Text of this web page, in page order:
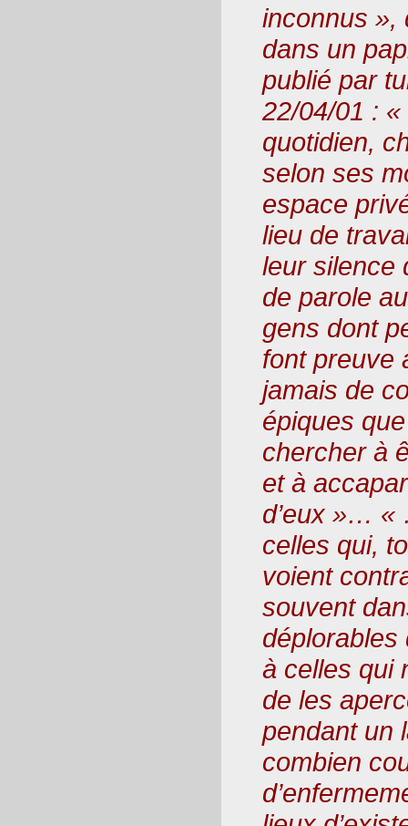
inconnus »,
dans un
publié par
22/04/01 :
quotidien,
selon ses
espace
lieu de
leur silence
de parole
gens dont
font preuve
jamais de
épiques
chercher à
et à
d’eux »… «
celles qui,
voient
souvent
déplorables
à celles qui
de les
pendant un
combien